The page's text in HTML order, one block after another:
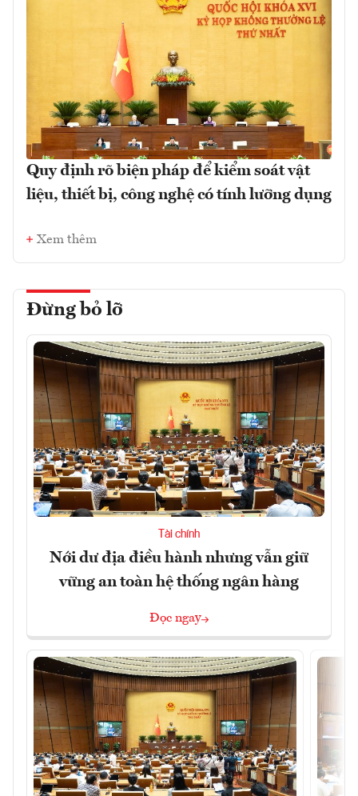
Quy định rõ biện pháp để kiểm soát vật
liệu, thiết bị, công nghệ có tính lưỡng dụng
Xem thêm
Đừng bỏ lỡ
Tài chính
Nới dư địa điều hành nhưng vẫn giữ
vững an toàn hệ thống ngân hàng
Đọc ngay